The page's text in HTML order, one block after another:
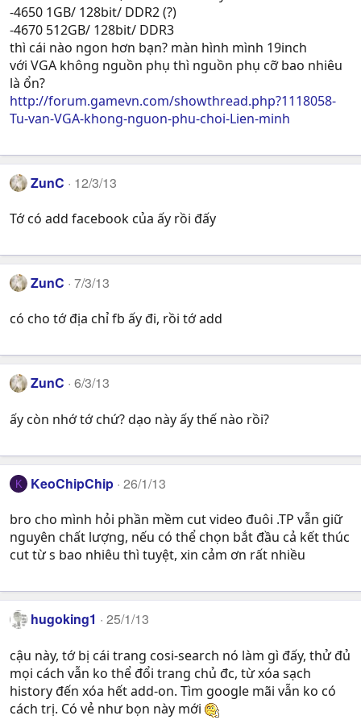
-4650 1GB/ 128bit/ DDR2 (?)
-4670 512GB/ 128bit/ DDR3
thì cái nào ngon hơn bạn? màn hình mình 19inch
với VGA không nguồn phụ thì nguồn phụ cỡ bao nhiêu
là ổn?
http://forum.gamevn.com/showthread.php?1118058-
Tu-van-VGA-khong-nguon-phu-choi-Lien-minh
ZunC 12/3/13
Tớ có add facebook của ấy rồi đấy
ZunC 7/3/13
có cho tớ địa chỉ fb ấy đi, rồi tớ add
ZunC 6/3/13
ấy còn nhớ tớ chứ? dạo này ấy thế nào rồi?
K KeoChipChip 26/1/13
bro cho mình hỏi phần mềm cut video đuôi .TP vẫn giữ
nguyên chất lượng, nếu có thể chọn bắt đầu cả kết thúc
cut từ s bao nhiêu thì tuyệt, xin cảm ơn rất nhiều
hugoking1 25/1/13
cậu này, tớ bị cái trang cosi-search nó làm gì đấy, thử đủ
mọi cách vẫn ko thể đổi trang chủ đc, từ xóa sạch
history đến xóa hết add-on. Tìm google mãi vẫn ko có
cách trị. Có vẻ như bọn này mới